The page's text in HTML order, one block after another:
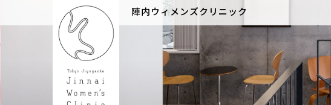
陣内ウィメンズクリニック